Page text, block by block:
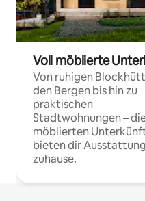
Voll möblierte
Von ruhigen
den Bergen bis hin zu
praktischen
Stadtwohnungen –
möblierten
bieten dir
zuhause.